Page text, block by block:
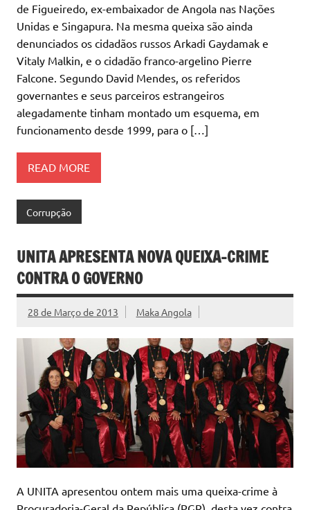
de Figueiredo, ex-embaixador de Angola nas Nações
Unidas e Singapura. Na mesma queixa são ainda
denunciados os cidadãos russos Arkadi Gaydamak e
Vitaly Malkin, e o cidadão franco-argelino Pierre
Falcone. Segundo David Mendes, os referidos
governantes e seus parceiros estrangeiros
alegadamente tinham montado um esquema, em
funcionamento desde 1999, para o […]
READ MORE
Corrupção
UNITA APRESENTA NOVA QUEIXA-CRIME
CONTRA O GOVERNO
28 de Março de 2013 Maka Angola
A UNITA apresentou ontem mais uma queixa-crime à